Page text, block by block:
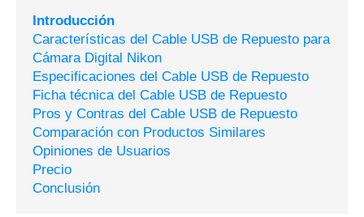
Introducción
Características del Cable USB de Repuesto para
Cámara Digital Nikon
Especificaciones del Cable USB de Repuesto
Ficha técnica del Cable USB de Repuesto
Pros y Contras del Cable USB de Repuesto
Comparación con Productos Similares
Opiniones de Usuarios
Precio
Conclusión